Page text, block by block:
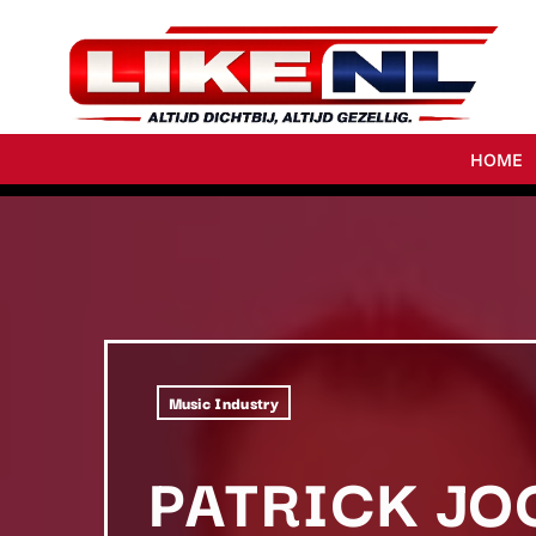
HOME
Music Industry
PATRICK